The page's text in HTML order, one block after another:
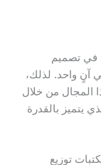
في تصميم
آنٍ واحد. لذلك،
المجال من خلال
يتميز بالقدرة
توزيع